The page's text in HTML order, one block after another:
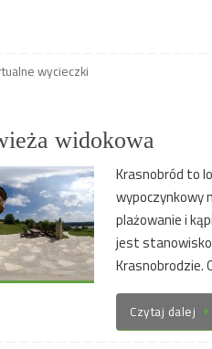
wycieczki
widokowa
Krasnobród to
wypoczynkowy
plażowanie i
jest stanowisko
Krasnobrodzie.
Czytaj dalej